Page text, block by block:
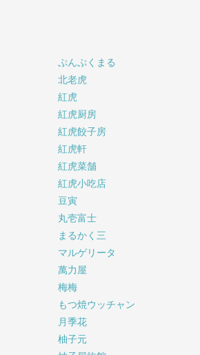
ぷんぷくまる
北老虎
紅虎
紅虎厨房
紅虎餃子房
紅虎軒
紅虎菜舗
紅虎小吃店
豆寅
丸壱富士
まるかく三
マルゲリータ
萬力屋
梅梅
もつ焼ウッチャン
月季花
柚子元